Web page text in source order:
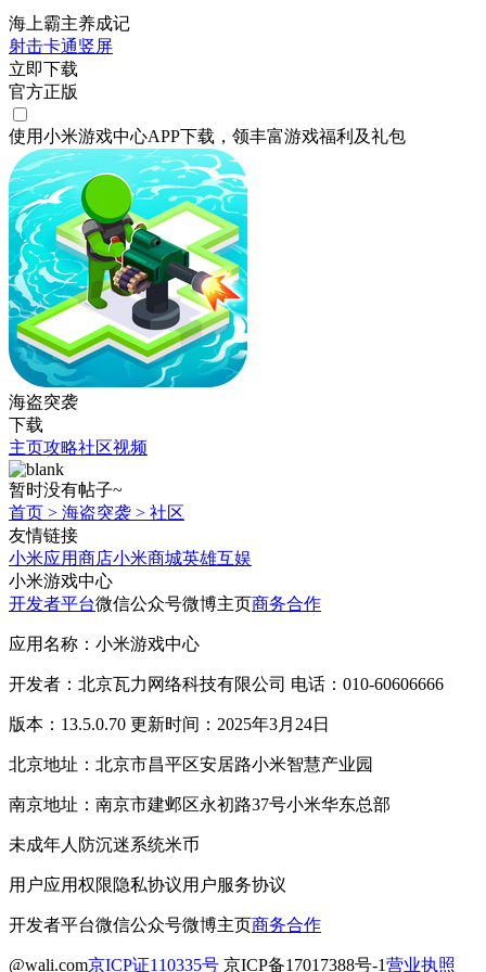
海上霸主养成记
射击卡通竖屏
立即下载
官方正版
使用小米游戏中心APP下载 ，领丰富游戏福利 及礼包
海盗突袭
下载
主页攻略社区视频
暂时没有帖子~
首页 > 海盗突袭 > 社区
友情链接
小米应用商店小米商城英雄互娱
小米游戏中心
开发者平台微信公众号微博主页商务合作
应用名称：小米游戏中心
开发者：北京瓦力网络科技有限公司 电话：010-60606666
版本：13.5.0.70 更新时间：2025年3月24日
北京地址：北京市昌平区安居路小米智慧产业园
南京地址：南京市建邺区永初路37号小米华东总部
未成年人防沉迷系统米币
用户应用权限隐私协议用户服务协议
开发者平台微信公众号微博主页商务合作
@wali.com京ICP证110335号 京ICP备17017388号-1营业执照